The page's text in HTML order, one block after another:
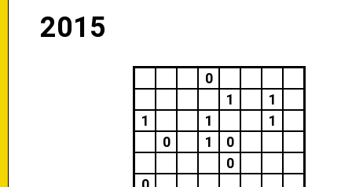
2015
0
1
1
1
1
1
0
1
0
0